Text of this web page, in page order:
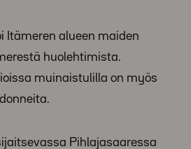
Itämeren alueen maiden
huolehtimista.
muinaistulilla on myös
Pihlajasaaressa